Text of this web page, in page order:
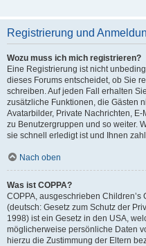
Registrierung und
Wozu muss ich mich registrieren?
Eine Registrierung ist nicht
dieses Forums entscheidet, ob Sie
schreiben. Auf jeden Fall erhalten
zusätzliche Funktionen, die Gästen
Avatarbilder, Private Nachrichten,
zu Benutzergruppen und so weiter.
sie schnell erledigt ist und Ihnen
Nach oben
Was ist COPPA?
COPPA, ausgeschrieben Children’s
(deutsch: Gesetz zum Schutz der
1998) ist ein Gesetz in den USA,
möglicherweise persönliche Daten
hierzu die Zustimmung der Eltern